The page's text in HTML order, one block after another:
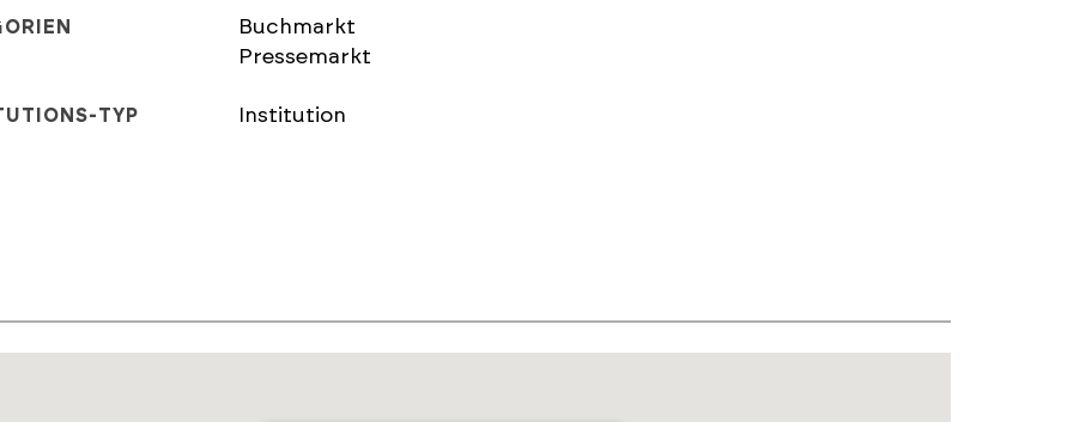
Buchmarkt
Pressemarkt
TYP Institution